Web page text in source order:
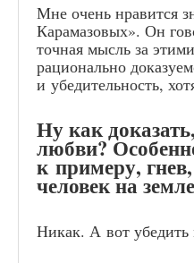
Мне очень нравится
Карамазовых». Он
точная мысль за
рационально
и убедительность,
Ну как
любви?
к примеру,
человек на
Никак. А вот